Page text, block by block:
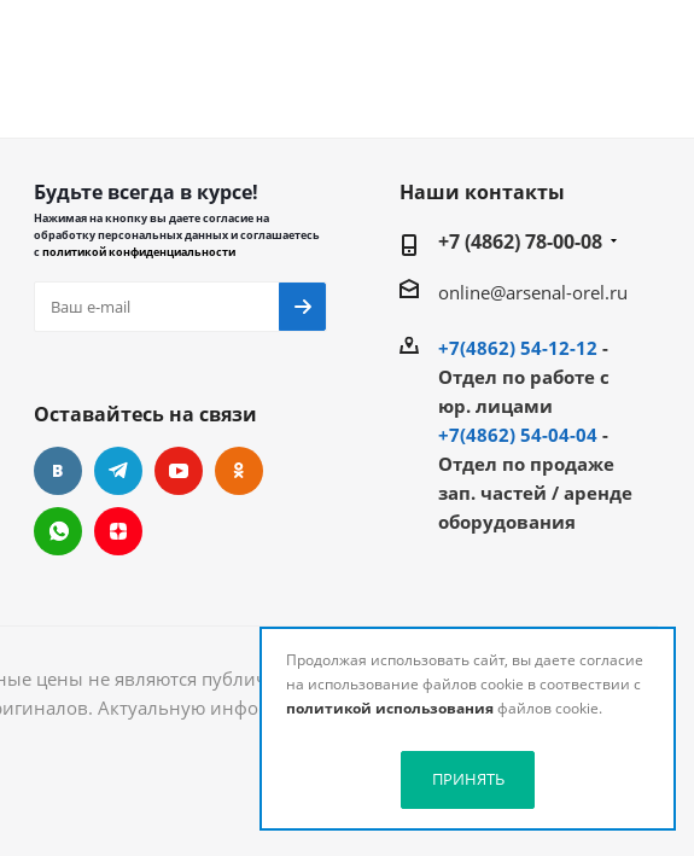
Будьте всегда в курсе!
Нажимая на кнопку вы даете согласие на
обработку персональных данных и соглашаетесь
сполитикой конфиденциальности
Оставайтесь на связи
Наши контакты
+7 (4862) 78-00-08
online@arsenal-orel.ru
+7(4862) 54-12-12 -
Отдел по работе с
юр. лицами
+7(4862) 54-04-04-
Отдел по продаже
зап. частей / аренде
оборудования
цены не являются публичной офертой и могут быть изменены.
Актуальную информацию о стоимости и наличии товаров
Продолжая использовать сайт, вы даете согласие
на использование файлов cookie в соотвествии с
политикой использованияфайлов cookie.
ПРИНЯТЬ